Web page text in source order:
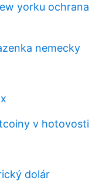
yorku ochrana
nemecky
v hotovosti
dolár